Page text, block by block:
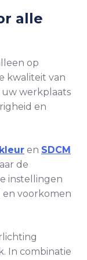
alle
op
kwaliteit van
uw werkplaats
en
en SDCM
de
instellingen
voorkomen
In combinatie